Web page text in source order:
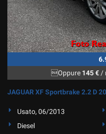
Oppure 145 €/
JAGUAR XF Sportbrake 2.2 D
Usato, 06/2013
Diesel